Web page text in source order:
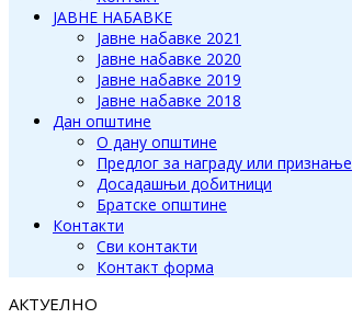
ЈАВНЕ НАБАВКЕ
Јавне набавке 2021
Јавне набавке 2020
Јавне набавке 2019
Јавне набавке 2018
Дан општине
О дану општине
Предлог за награду или признање
Досадашњи добитници
Братске општине
Контакти
Сви контакти
Контакт форма
АКТУЕЛНО